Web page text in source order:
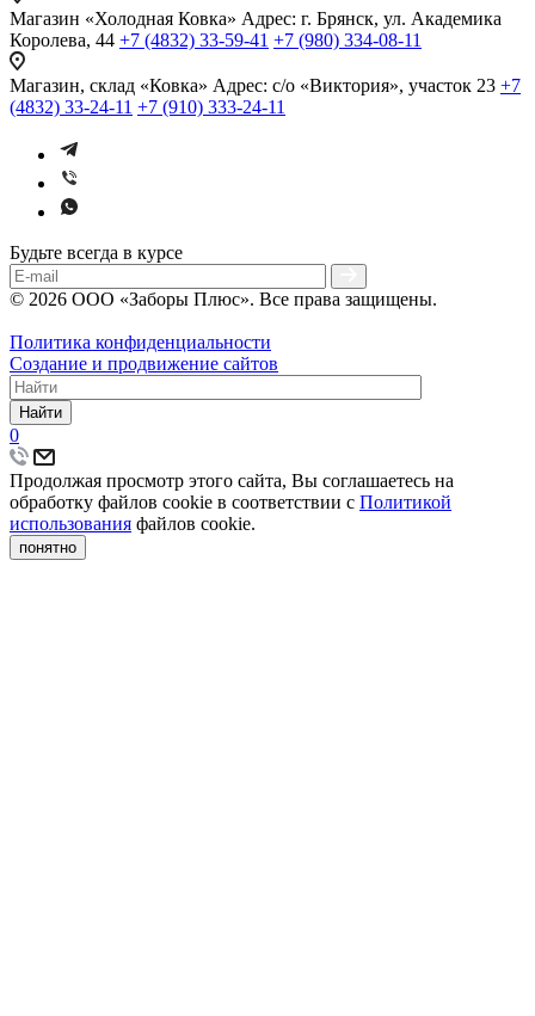
Магазин «Холодная Ковка» Адрес: г. Брянск, ул. Академика
Королева, 44 +7 (4832) 33-59-41 +7 (980) 334-08-11
Магазин, склад «Ковка» Адрес: с/о «Виктория», участок 23 +7
(4832) 33-24-11 +7 (910) 333-24-11
Будьте всегда в курсе
© 2026 ООО «Заборы Плюс». Все права защищены.
Политика конфиденциальности
Создание и продвижение сайтов
Найти
0
Продолжая просмотр этого сайта, Вы соглашаетесь на
обработку файлов cookie в соответствии с Политикой
использования файлов cookie.
понятно